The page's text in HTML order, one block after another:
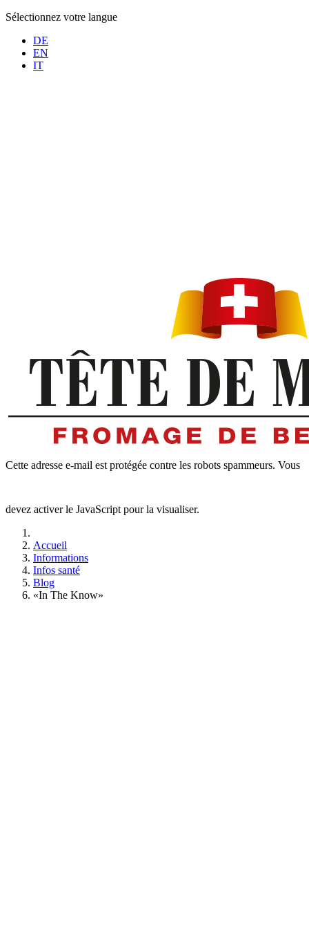
Sélectionnez votre langue
DE
EN
IT
Cette adresse e-mail est protégée contre les robots spammeurs. Vous
devez activer le JavaScript pour la visualiser.
Accueil
Informations
Infos santé
Blog
«In The Know»